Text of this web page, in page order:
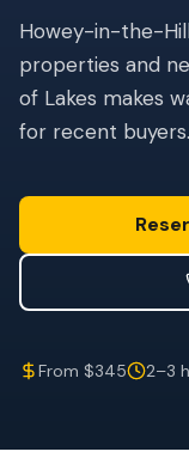
INSPECCIONES DE
Inspección 4
Mitigación de
SERVICIOS
Mantenimiento
Seguridad Post-
Imagen Térmica
Inspección de
Howey-in-the-
properties and
of Lakes makes
for recent buyers.
From $345 2–3